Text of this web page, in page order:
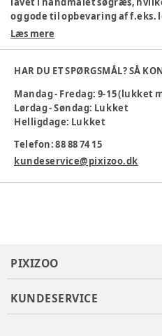
og gode til opbevaring af
43xH61 cm
Producent:BLOOMINGVILLE
Produktionsland:Madagaskar
Varenummer:337563
Læs mere
HAR DU ET SPØRGSMÅL? SÅ
Mandag - Fredag: 9-15 (lukket
Lørdag - Søndag: Lukket
Helligdage: Lukket
Telefon: 88 88 74 15
kundeservice@pixizoo.dk
PIXIZOO
KUNDESERVICE